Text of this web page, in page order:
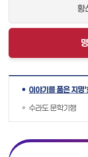
황
이야기를 품은 지명
수라도 문학기행